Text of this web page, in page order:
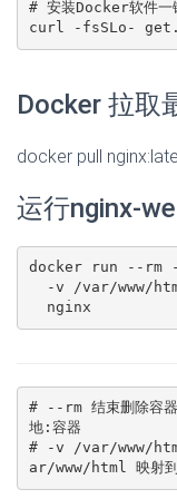
# 安装Docker软件一
curl -fsSLo-
Docker 拉取
docker pull
运行nginx-
docker run --rm
  nginx
# --rm 结束删除容
地:容器
# -v /var/www/
ar/www/html 映